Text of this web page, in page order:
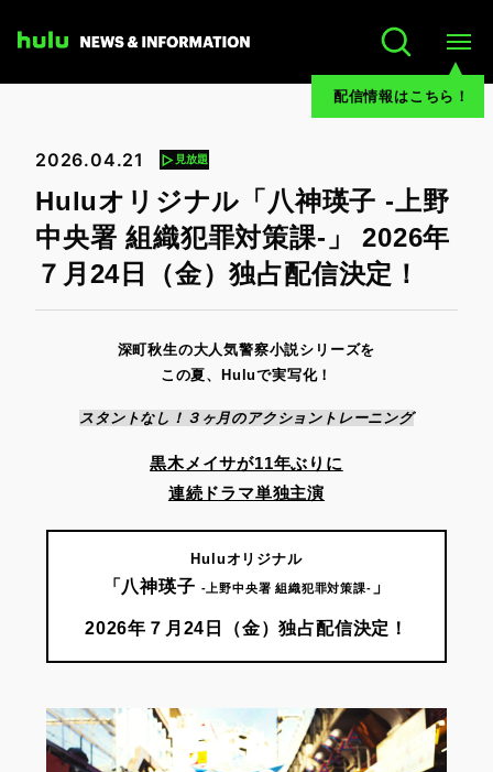
配信情報はこちら！
Huluオリジナル「八神瑛子 -上野
中央署 組織犯罪対策課-」 2026年
７月24日（金）独占配信決定！
2026.04.21 見放題
深町秋生の大人気警察小説シリーズを
この夏、Huluで実写化！
スタントなし！３ヶ月のアクショントレーニング
黒木メイサが11年ぶりに
連続ドラマ単独主演
Huluオリジナル
「八神瑛子 -上野中央署 組織犯罪対策課- 」
2026年７月24日（金）独占配信決定！